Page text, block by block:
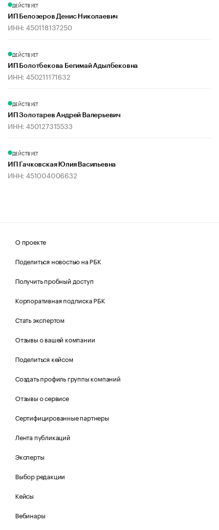
ДЕЙСТВУЕТ
ИП Белозеров Денис Николаевич
ИНН: 450118137250
ДЕЙСТВУЕТ
ИП Болотбекова Бегимай Адылбековна
ИНН: 450211171632
ДЕЙСТВУЕТ
ИП Золотарев Андрей Валерьевич
ИНН: 450127315533
ДЕЙСТВУЕТ
ИП Гачковская Юлия Васильевна
ИНН: 451004006632
О проекте
Поделиться новостью на РБК
Получить пробный доступ
Корпоративная подписка РБК
Стать экспертом
Отзывы о вашей компании
Поделиться кейсом
Создать профиль группы компаний
Отзывы о сервисе
Сертифицированные партнеры
Лента публикаций
Эксперты
Выбор редакции
Кейсы
Вебинары